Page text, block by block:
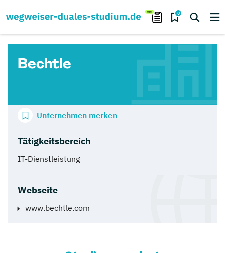
0
Bechtle
Tätigkeitsbereich
IT-Dienstleistung
Webseite
www.bechtle.com
Unternehmen merken